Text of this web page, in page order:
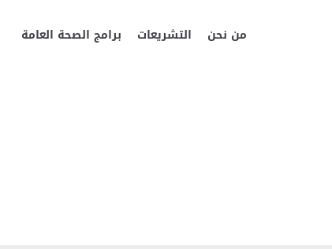
من نحن التشريعات برامج الصحة العامة